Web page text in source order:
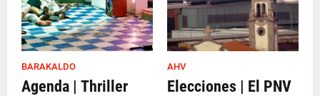
BARAKALDO
Agenda | Thriller
AHV
Elecciones | El PNV